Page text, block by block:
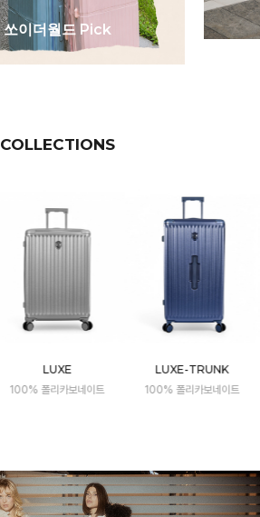
쏘이더월드 Pick
COLLECTIONS
LUXE-TRUNK
100% 폴리카보네이트
NEXUS
2026 신제품 출시!